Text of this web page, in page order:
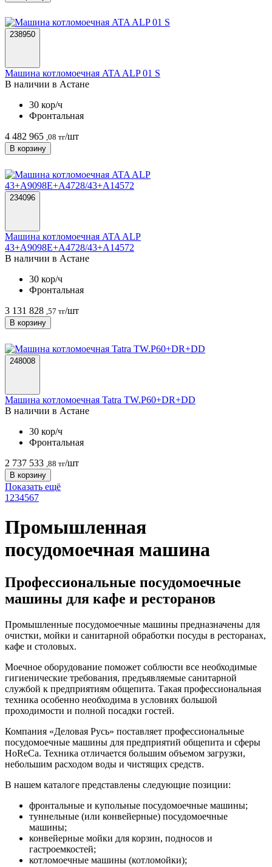
238950
Машина котломоечная ATA ALP 01 S
В наличии в Астанe
30 кор/ч
Фронтальная
4 482 965 ,08 тг/шт
В корзину
234096
Машина котломоечная ATA ALP
43+A9098E+A4728/43+A14572
В наличии в Астанe
30 кор/ч
Фронтальная
3 131 828 ,57 тг/шт
В корзину
248008
Машина котломоечная Tatra TW.P60+DR+DD
В наличии в Астанe
30 кор/ч
Фронтальная
2 737 533 ,88 тг/шт
В корзину
Показать ещё
1 234567
Промышленная
посудомоечная машина
Профессиональные посудомоечные
машины для кафе и ресторанов
Промышленные посудомоечные машины предназначены для
очистки, мойки и санитарной обработки посуды в ресторанах,
кафе и столовых.
Моечное оборудование поможет соблюсти все необходимые
гигиенические требования, предъявляемые санитарной
службой к предприятиям общепита. Такая профессиональная
техника особенно необходима в условиях большой
проходимости и полной посадки гостей.
Компания «Деловая Русь» поставляет профессиональные
посудомоечные машины для предприятий общепита и сферы
HoReCa. Техника отличается большим объемом загрузки,
небольшим расходом воды и чистящих средств.
В нашем каталоге представлены следующие позиции:
фронтальные и купольные посудомоечные машины;
туннельные (или конвейерные) посудомоечные
машины;
конвейерные мойки для корзин, подносов и
гастроемкостей;
котломоечные машины (котломойки);